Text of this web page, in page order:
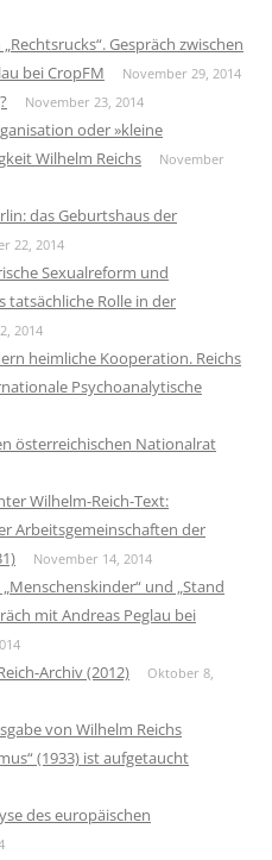
Gespräch zwischen
bei CropFM
November 29, 2014
November 23, 2014
oder »kleine
Wilhelm Reichs
November
das Geburtshaus der
22, 2014
Sexualreform und
tatsächliche Rolle in der
2014
heimliche Kooperation. Reichs
Psychoanalytische
österreichischen Nationalrat
Wilhelm-Reich-Text:
Arbeitsgemeinschaften der
November 14, 2014
und „Stand
mit Andreas Peglau bei
Archiv (2012)
Oktober 8,
von Wilhelm Reichs
(1933) ist aufgetaucht
des europäischen